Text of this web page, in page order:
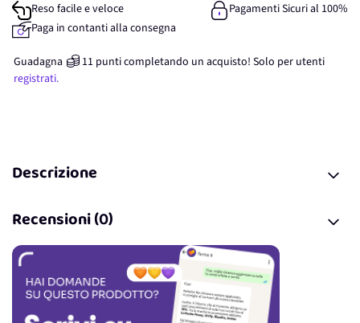
Reso facile e veloce
Pagamenti Sicuri al 100%
Paga in contanti alla consegna
Guadagna 11 punticompletando un acquisto! Solo per utenti
registrati.
Descrizione
Recensioni (0)